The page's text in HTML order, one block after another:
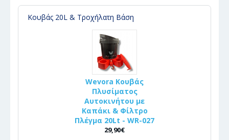
Κουβάς 20L & Τροχήλατη Βάση
Wevora Κουβάς
Πλυσίματος
Αυτοκινήτου με
Καπάκι & Φίλτρο
Πλέγμα 20Lt - WR-027
29,90€